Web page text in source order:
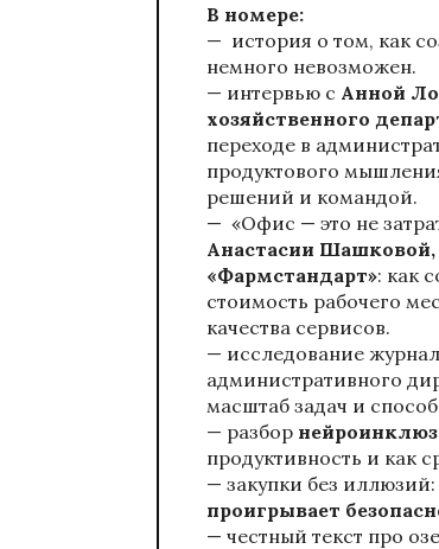
В номере:
— история о том, как
немного невозможен.
— интервью с Анной
хозяйственного
переходе в
продуктового
решений и командой.
— «Офис — это не
Анастасии
«Фармстандарт»: как
стоимость рабочего
качества сервисов.
— исследование
административного
масштаб задач и
— разбор
продуктивность и как
— закупки без
проигрывает
— честный текст про